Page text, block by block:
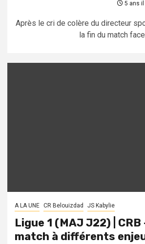
5 ans il
Après le cri de colère du directeur
la fin du match
A LA UNE CR Belouizdad JS Kabylie
Ligue 1 (MAJ J22) | CRB
match à différents